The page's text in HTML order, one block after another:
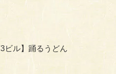
3ビル】踊るうどん